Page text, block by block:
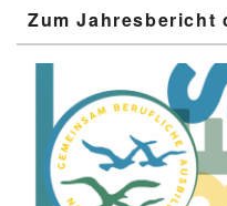
Zum Jahresbericht